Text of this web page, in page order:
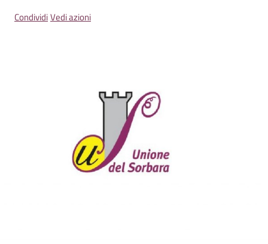
CondividiVedi azioni